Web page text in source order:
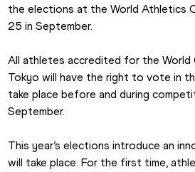
the elections at the World Athletics
25 in September.
All athletes accredited for the World
Tokyo will have the right to vote in
take place before and during
September.
This year’s elections introduce an
will take place. For the first time,